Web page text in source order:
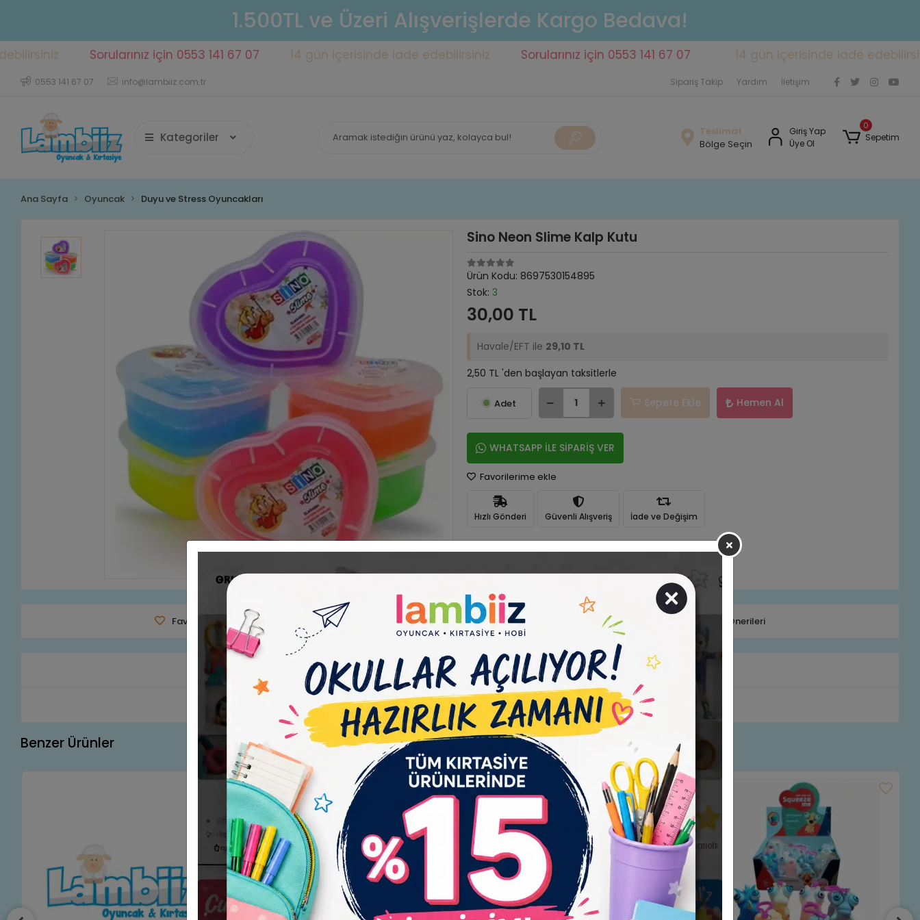
1.500TL ve Üzeri Alışverişlerde Kargo Bedava!
Sorularınız için 0553 141 67 07 14 gün içerisinde iade edebilirsiniz Sorularınız için 0553 141 67 07 14 gün içerisinde iade edebilirsiniz
0553 141 67 07 info@lambiiz.com.tr Sipariş Takip Yardım İletişim
Kategoriler
Teslimat
Bölge Seçin
Giriş Yap
Üye Ol
0
Sepetim
Ana Sayfa Oyuncak Duyu ve Stress Oyuncakları
Sino Neon Slime Kalp Kutu
Ürün Kodu: 8697530154895
Stok: 3
30,00 TL
Havale/EFT ile 29,10 TL
2,50 TL 'den başlayan taksitlerle
Adet Sepete Ekle Hemen Al
WHATSAPP İLE SİPARİŞ VER
Favorilerime ekle
Hızlı Gönderi Güvenli Alışveriş İade ve Değişim
Favorilerime Ekle Tavsiye Et Yorum Yaz Karşılaştır Fiyat Alarmı Telefonla Sipariş Ürün Önerileri
Ürün Açıklaması Garanti ve Teslimat Taksit Seçenekleri Yorumlar
Benzer Ürünler